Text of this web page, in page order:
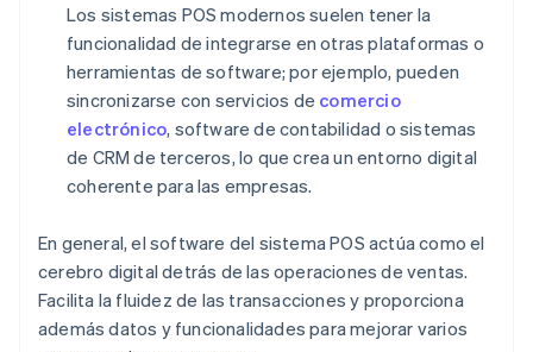
Los sistemas POS modernos suelen tener la
funcionalidad de integrarse en otras plataformas o
herramientas de software; por ejemplo, pueden
sincronizarse con servicios de comercio
electrónico, software de contabilidad o sistemas
de CRM de terceros, lo que crea un entorno digital
coherente para las empresas.
En general, el software del sistema POS actúa como el
cerebro digital detrás de las operaciones de ventas.
Facilita la fluidez de las transacciones y proporciona
además datos y funcionalidades para mejorar varios